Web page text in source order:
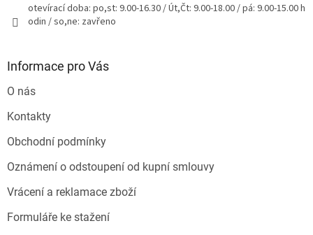
otevírací doba: po,st: 9.00-16.30 / Út,Čt: 9.00-18.00 / pá: 9.00-15.00 h
odin / so,ne: zavřeno
Informace pro Vás
O nás
Kontakty
Obchodní podmínky
Oznámení o odstoupení od kupní smlouvy
Vrácení a reklamace zboží
Formuláře ke stažení